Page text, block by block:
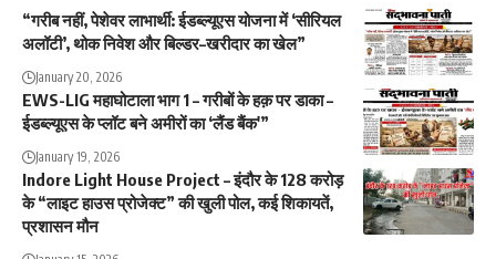
“गरीब नहीं, पेशेवर लाभार्थी: ईडब्ल्यूएस योजना में ‘सीरियल
अलॉटी’, थोक निवेश और बिल्डर–खरीदार का खेल”
January 20, 2026
EWS-LIG महाघोटाला भाग 1 – गरीबों के हक़ पर डाका –
ईडब्ल्यूएस के प्लॉट बने अमीरों का ‘लैंड बैंक'”
January 19, 2026
Indore Light House Project – इंदौर के 128 करोड़
के “लाइट हाउस प्रोजेक्ट” की खुली पोल, कई शिकायतें,
प्रशासन मौन